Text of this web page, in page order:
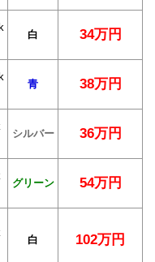
白 34万円
青 38万円
シルバー 36万円
グリーン 54万円
白 102万円